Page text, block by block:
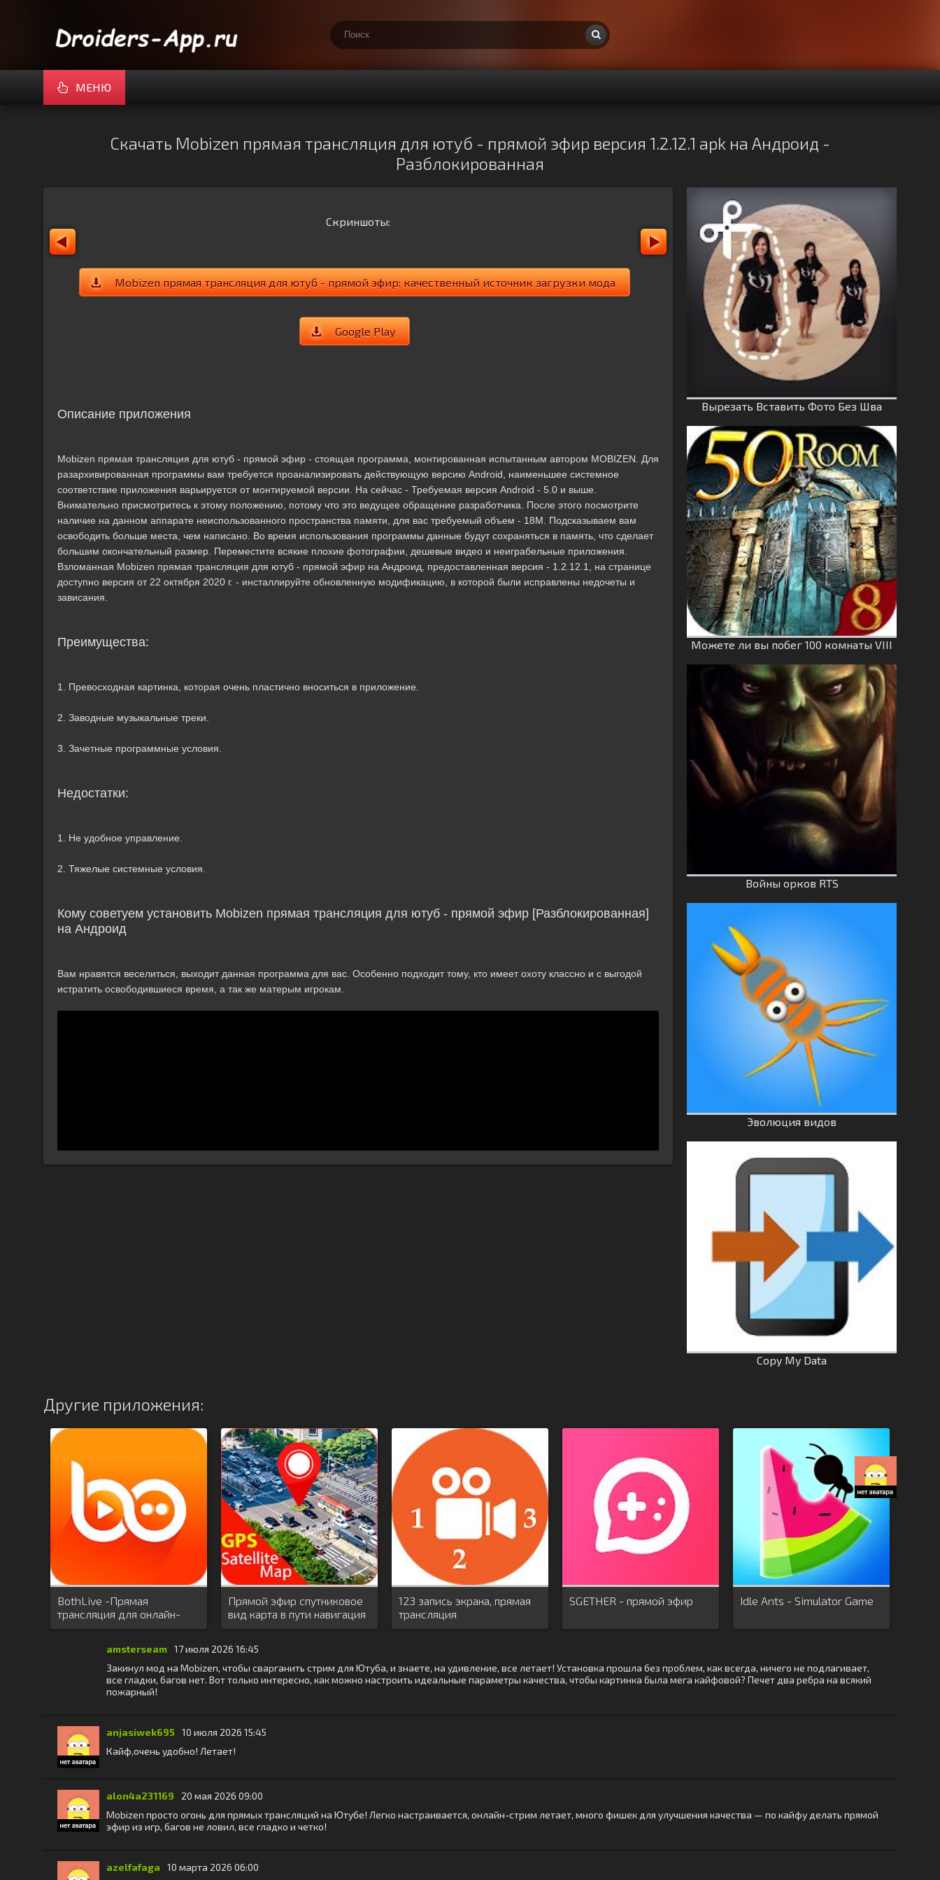
МЕНЮ
Скачать Mobizen прямая трансляция для ютуб - прямой эфир версия 1.2.12.1 apk на Андроид -
Разблокированная
Скриншоты:
Mobizen прямая трансляция для ютуб - прямой эфир: качественный источник загрузки мода
Google Play
Описание приложения
Mobizen прямая трансляция для ютуб - прямой эфир - стоящая программа, монтированная испытанным автором MOBIZEN. Для
разархивированная программы вам требуется проанализировать действующую версию Android, наименьшее системное
соответствие приложения варьируется от монтируемой версии. На сейчас - Требуемая версия Android - 5.0 и выше.
Внимательно присмотритесь к этому положению, потому что это ведущее обращение разработчика. После этого посмотрите
наличие на данном аппарате неиспользованного пространства памяти, для вас требуемый объем - 18M. Подсказываем вам
освободить больше места, чем написано. Во время использования программы данные будут сохраняться в память, что сделает
большим окончательный размер. Переместите всякие плохие фотографии, дешевые видео и неиграбельные приложения.
Взломанная Mobizen прямая трансляция для ютуб - прямой эфир на Андроид, предоставленная версия - 1.2.12.1, на странице
доступно версия от 22 октября 2020 г. - инсталлируйте обновленную модификацию, в которой были исправлены недочеты и
зависания.
Преимущества:
1. Превосходная картинка, которая очень пластично вноситься в приложение.
2. Заводные музыкальные треки.
3. Зачетные программные условия.
Недостатки:
1. Не удобное управление.
2. Тяжелые системные условия.
Кому советуем установить Mobizen прямая трансляция для ютуб - прямой эфир [Разблокированная]
на Андроид
Вам нравятся веселиться, выходит данная программа для вас. Особенно подходит тому, кто имеет охоту классно и с выгодой
истратить освободившиеся время, а так же матерым игрокам.
Вырезать Вставить Фото Без Шва
Можете ли вы побег 100 комнаты VIII
Войны орков RTS
Эволюция видов
Copy My Data
Другие приложения:
BothLive -Прямая
трансляция для онлайн-
знакомств
Прямой эфир спутниковое
вид карта в пути навигация
123 запись экрана, прямая
трансляция
SGETHER - прямой эфир Idle Ants - Simulator Game
amsterseam 17 июля 2026 16:45
Закинул мод на Mobizen, чтобы сварганить стрим для Ютуба, и знаете, на удивление, все летает! Установка прошла без проблем, как всегда, ничего не подлагивает,
все гладки, багов нет. Вот только интересно, как можно настроить идеальные параметры качества, чтобы картинка была мега кайфовой? Печет два ребра на всякий
пожарный!
anjasiwek695
10 июля 2026 15:45
Кайф,очень удобно! Летает!
alon4a231169
20 мая 2026 09:00
Mobizen просто огонь для прямых трансляций на Ютубе! Легко настраивается, онлайн-стрим летает, много фишек для улучшения качества — по кайфу делать прямой
эфир из игр, багов не ловил, все гладко и четко!
azelfafaga 10 марта 2026 06:00